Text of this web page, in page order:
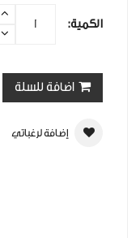
الكمية:
اضافة للسلة
إضافة لرغباتي